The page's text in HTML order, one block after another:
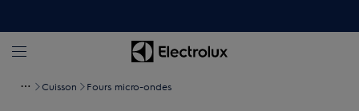
Cuisson Fours micro-ondes